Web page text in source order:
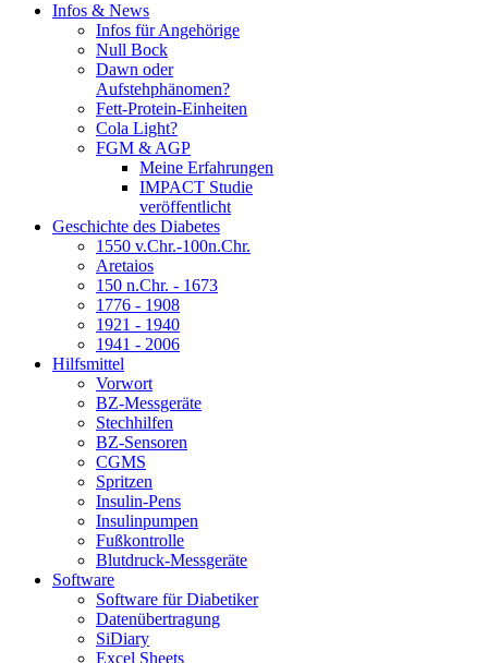
Infos & News
Infos für Angehörige
Null Bock
Dawn oder
Aufstehphänomen?
Fett-Protein-Einheiten
Cola Light?
FGM & AGP
Meine Erfahrungen
IMPACT Studie
veröffentlicht
Geschichte des Diabetes
1550 v.Chr.-100n.Chr.
Aretaios
150 n.Chr. - 1673
1776 - 1908
1921 - 1940
1941 - 2006
Hilfsmittel
Vorwort
BZ-Messgeräte
Stechhilfen
BZ-Sensoren
CGMS
Spritzen
Insulin-Pens
Insulinpumpen
Fußkontrolle
Blutdruck-Messgeräte
Software
Software für Diabetiker
Datenübertragung
SiDiary
Excel Sheets